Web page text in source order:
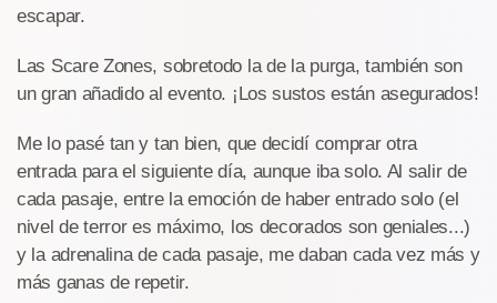
escapar.
Las Scare Zones, sobretodo la de la purga, también son
un gran añadido al evento. ¡Los sustos están asegurados!
Me lo pasé tan y tan bien, que decidí comprar otra
entrada para el siguiente día, aunque iba solo. Al salir de
cada pasaje, entre la emoción de haber entrado solo (el
nivel de terror es máximo, los decorados son geniales...)
y la adrenalina de cada pasaje, me daban cada vez más y
más ganas de repetir.